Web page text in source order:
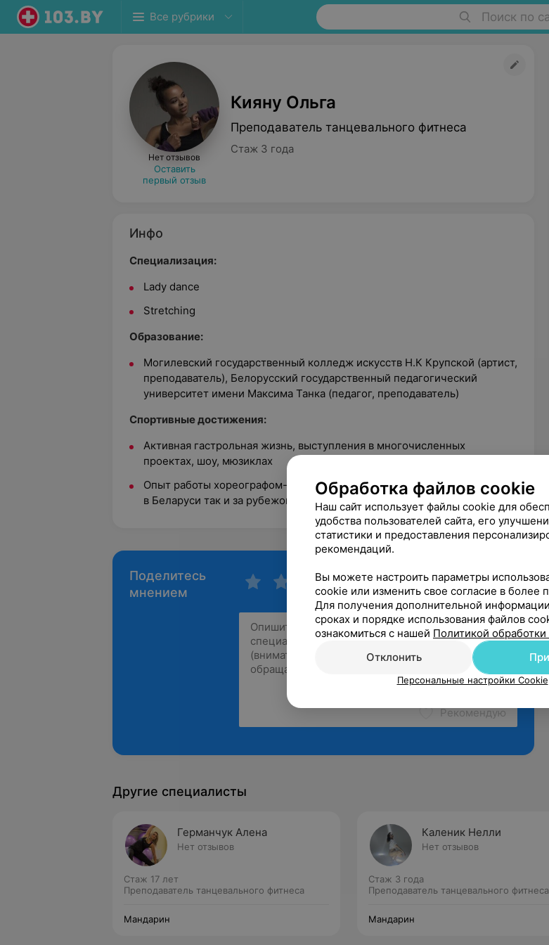
Все рубрики Поиск по
Нет отзывов
Оставить
первый отзыв
Кияну Ольга
Преподаватель танцевального фитнеса
Стаж 3 года
Инфо
Специализация:
Lady dance
Stretching
Образование:
Могилевский государственный колледж искусств Н.К Крупской (артист,
преподаватель), Белорусский государственный педагогический
университет имени Максима Танка (педагог, преподаватель)
Спортивные достижения:
Активная гастрольная жизнь, выступления в многочисленных
проектах, шоу, мюзиклах
Опыт работы хореографом-постановщиком и фитнес-инструктором как
в Беларуси так и за рубежом
Поделитесь
мнением
Рекомендую
Другие специалисты
Германчук Алена
Нет отзывов
Стаж 17 лет
Преподаватель танцевального фитнеса
Мандарин
Каленик Нелли
Нет отзывов
Стаж 3 года
Преподаватель танцевального фитнеса
Мандарин
Обработка файлов cookie
Наш сайт использует файлы cookie для
удобства пользователей сайта, его
статистики и предоставления
рекомендаций.
Вы можете настроить параметры
cookie или изменить свое согласие в более
Для получения дополнительной
сроках и порядке использования файлов
ознакомиться с нашей Политикой
Отклонить
Персональные настройки Cookie